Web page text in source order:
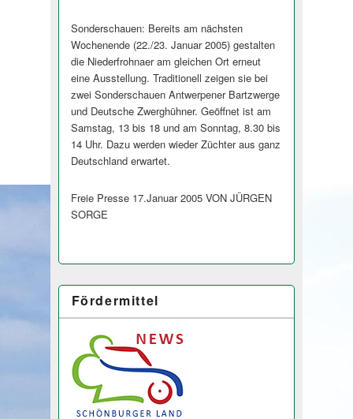
Sonderschauen: Bereits am nächsten
Wochenende (22./23. Januar 2005) gestalten
die Niederfrohnaer am gleichen Ort erneut
eine Ausstellung. Traditionell zeigen sie bei
zwei Sonderschauen Antwerpener Bartzwerge
und Deutsche Zwerghühner. Geöffnet ist am
Samstag, 13 bis 18 und am Sonntag, 8.30 bis
14 Uhr. Dazu werden wieder Züchter aus ganz
Deutschland erwartet.
Freie Presse 17.Januar 2005 VON JÜRGEN
SORGE
Fördermittel